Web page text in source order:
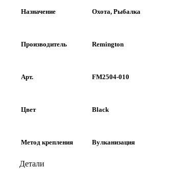
Назначение Охота, Рыбалка
Производитель Remington
Арт. FM2504-010
Цвет Black
Метод крепления Вулканизация
Детали